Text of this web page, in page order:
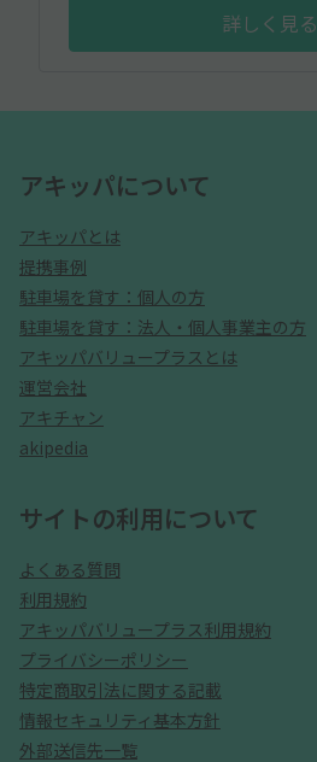
詳しく見る
アキッパについて
アキッパとは
提携事例
駐車場を貸す：個人の方
駐車場を貸す：法人・個人事業主の方
アキッパバリュープラスとは
運営会社
アキチャン
akipedia
サイトの利用について
よくある質問
利用規約
アキッパバリュープラス利用規約
プライバシーポリシー
特定商取引法に関する記載
情報セキュリティ基本方針
外部送信先一覧